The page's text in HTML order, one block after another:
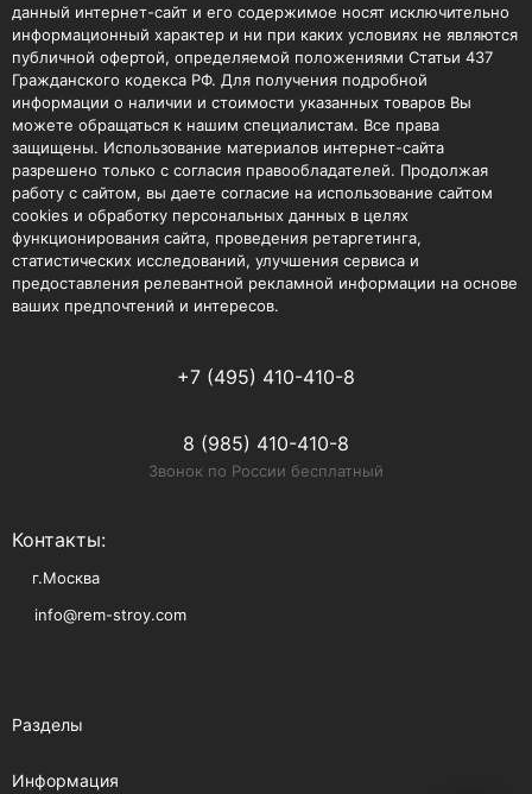
данный интернет-сайт и его содержимое носят исключительно
информационный характер и ни при каких условиях не являются
публичной офертой, определяемой положениями Статьи 437
Гражданского кодекса РФ. Для получения подробной
информации о наличии и стоимости указанных товаров Вы
можете обращаться к нашим специалистам. Все права
защищены. Использование материалов интернет-сайта
разрешено только с согласия правообладателей. Продолжая
работу с сайтом, вы даете согласие на использование сайтом
cookies и обработку персональных данных в целях
функционирования сайта, проведения ретаргетинга,
статистических исследований, улучшения сервиса и
предоставления релевантной рекламной информации на основе
ваших предпочтений и интересов.
+7 (495) 410-410-8
8 (985) 410-410-8
Звонок по России бесплатный
Контакты:
г.Москва
info@rem-stroy.com
Разделы
Информация